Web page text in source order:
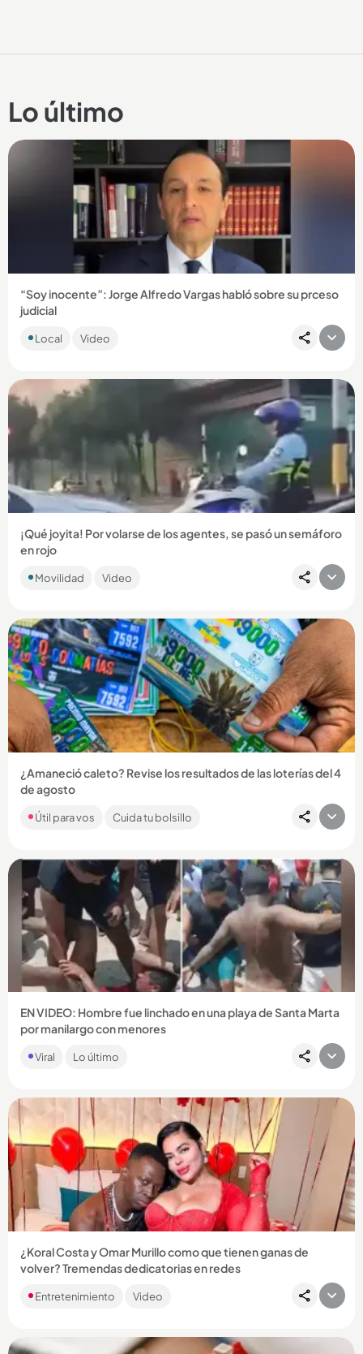
Lo último
“Soy inocente”: Jorge Alfredo Vargas habló sobre su prceso
judicial
palabra, pero reiteró que defenderá su inocencia. ...
Local Video
Compartir Noticia
¡Qué joyita! Por volarse de los agentes, se pasó un semáforo
en rojo
vehículo que fue descubierto circulando por el carril
Movilidad Video
Compartir Noticia
¿Amaneció caleto? Revise los resultados de las loterías del 4
de agosto
Encuentre aquí los números ganadores por las loterías de la
Cruz Roja y Huila, por MiLoto y por los tradicionales chances....
Útil para vos Cuida tu bolsillo
Compartir Noticia
EN VIDEO: Hombre fue linchado en una playa de Santa Marta
por manilargo con menores
controlar la situación....
Viral Lo último
Compartir Noticia
¿Koral Costa y Omar Murillo como que tienen ganas de
volver? Tremendas dedicatorias en redes
Después de casi 20 años de relación, la pareja anunció hace
varios meses que habían terminado. ...
Entretenimiento Video